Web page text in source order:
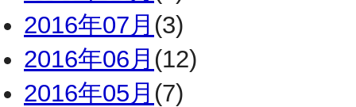
2016年07月 (3)
2016年06月 (12)
2016年05月 (7)